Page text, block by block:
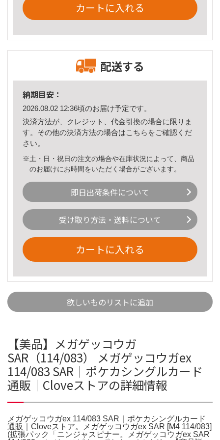
カートに入れる
配送する
納期目安：
2026.08.02 12:36頃のお届け予定です。
決済方法が、クレジット、代金引換の場合に限りま
す。その他の決済方法の場合はこちら をご確認くだ
さい。
※土・日・祝日の注文の場合や在庫状況によって、商品
のお届けにお時間をいただく場合がございます。
即日出荷条件について
受け取り方法・送料について
カートに入れる
欲しいものリストに追加
【美品】メガゲッコウガ
SAR（114/083） メガゲッコウガex
114/083 SAR｜ポケカシングルカード
通販｜Cloveストアの詳細情報
メガゲッコウガex 114/083 SAR｜ポケカシングルカード
通販｜Cloveストア。メガゲッコウガex SAR [M4 114/083]
(拡張パック「ニンジャスピナー。メガゲッコウガex SAR